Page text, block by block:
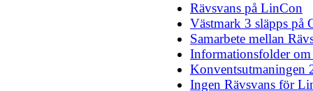
Rävsvans på LinCon
Västmark 3 släpps på
Samarbete mellan
Informationsfolder
Konventsutmaningen
Ingen Rävsvans för